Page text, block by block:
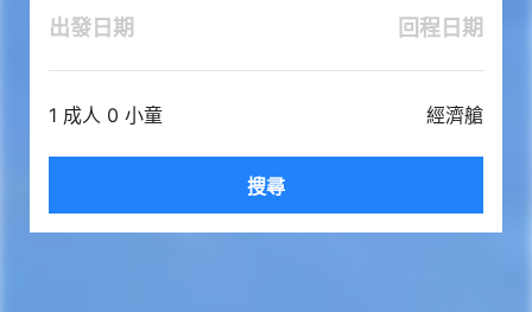
出發日期 回程日期
1 成人 0 小童 經濟艙
搜尋